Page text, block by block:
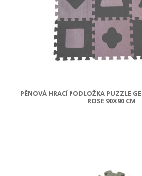
PĚNOVÁ HRACÍ PODLOŽKA PUZZLE
ROSE 90X90 CM